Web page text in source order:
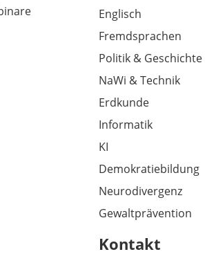
Englisch
Fremdsprachen
Politik & Geschichte
NaWi & Technik
Erdkunde
Informatik
KI
Demokratiebildung
Neurodivergenz
Gewaltprävention
Kontakt